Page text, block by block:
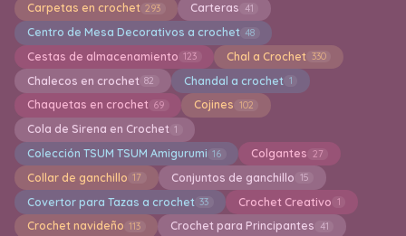
Carpetas en crochet 293 Carteras 41
Centro de Mesa Decorativos a crochet 48
Cestas de almacenamiento 123 Chal a Crochet 330
Chalecos en crochet 82 Chandal a crochet 1
Chaquetas en crochet 69 Cojines 102
Cola de Sirena en Crochet 1
Colección TSUM TSUM Amigurumi 16 Colgantes 27
Collar de ganchillo 17 Conjuntos de ganchillo 15
Covertor para Tazas a crochet 33 Crochet Creativo 1
Crochet navideño 113 Crochet para Principantes 41